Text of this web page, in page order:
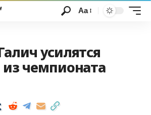
Аа
усилятся
чемпионата